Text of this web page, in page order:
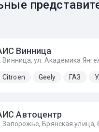
Винница
Винница, ул. Академика
Citroen Geely ГАЗ
Автоцентр
Запорожье, Брянская улица,